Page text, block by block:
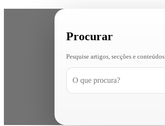
Procurar
Pesquise artigos, secções e conteúdos